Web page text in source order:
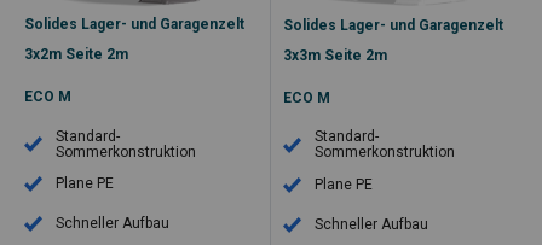
Solides Lager- und Garagenzelt
3x2m Seite 2m
ECO M
Standard-
Sommerkonstruktion
Plane PE
Schneller Aufbau
Solides Lager- und Garagenzelt
3x3m Seite 2m
ECO M
Standard-
Sommerkonstruktion
Plane PE
Schneller Aufbau